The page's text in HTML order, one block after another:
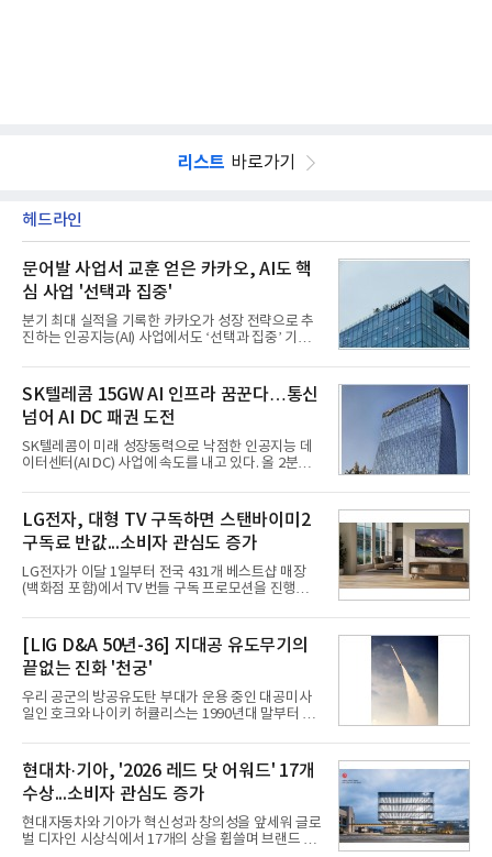
리스트 바로가기
헤드라인
문어발 사업서 교훈 얻은 카카오, AI도 핵
심 사업 '선택과 집중'
분기 최대 실적을 기록한 카카오가 성장 전략으로 추
진하는 인공지능(AI) 사업에서도 ‘선택과 집중’ 기조
라 투자에 나서는 것과 달리, 카카오는 ‘카카오톡’이
라는 플랫폼 경쟁력을 활용한 AI 에이전트 서비스에
집중하는 전략이다. 과거 무리한 사업 확장 과정에서
겪었던 시행착오를 되풀이하지 않고 핵심 역량에 집
중하겠다는 취지로 풀이된다.7일 업계에 따르면 카카
오는 올해 2분기 연결 기준 매출 2조985억원, 영업이
익 2770억원을 기록했다. 전년 동기 대비 매출과 영업
은 4884억
SK텔레콤 15GW AI 인프라 꿈꾼다…통신
넘어 AI DC 패권 도전
SK텔레콤이 미래 성장동력으로 낙점한 인공지능 데
이터센터(AI DC) 사업에 속도를 내고 있다. 올 2분기
는 2035년까지 총 15GW(기가와트) 규모의 AI DC를
구축하겠다는 대형 청사진을 제시하면서다. 이에 따
라 경쟁 구도 역시 이동통신사인 KT, LG유플러스를
넘어 네이버, 삼성SDS 등 IT 인프라 기업으로 확장되
고 있다.7일 SK텔레콤에 따르면 회사는 올해 2분기
연결 기준 매출 4조 3591억원, 영업이익 5660억원을
기록했다. 매출은 전년 동기 대비 0.5%, 영업이익은
따른 기저효과가 실
LG전자, 대형 TV 구독하면 스탠바이미2
구독료 반값...소비자 관심도 증가
LG전자가 이달 1일부터 전국 431개 베스트샵 매장
(백화점 포함)에서 TV 번들 구독 프로모션을 진행하고
인해주는 프로모션이다.대상 제품은 65·77·83형 올
레드, 75·86·100형 마이크로 RGB, 75·86형 미니
RGB 등 거실용 TV로 인기가 높은 베스트셀러 TV 20
개 모델이며, 동시 구독 계약 시 스탠바이미2(모델명
27LX6TPGA) 구독료를 50% 할인 받을 수 있다. 프로
모션 대상 모델과 혜택, 구독료 등 프로모션 세부 사항
은 베스트샵 판매 매니저에게 문의하면 자세히 안내
등으로 이전
[LIG D&A 50년-36] 지대공 유도무기의
끝없는 진화 '천궁'
우리 공군의 방공유도탄 부대가 운용 중인 대공미사
일인 호크와 나이키 허큘리스는 1990년대 말부터 성
기존 미사일체계를 대체할 중고도 및 중거리 대공미
사일을 개발하기로 결정했다.처음 KM-SAM 사업으로
불린 이 사업의 명칭은 호크(Iron Hawk, 철매)를 대체
한다는 의미에서 ‘철매Ⅱ’ 로 정해졌다. 철매Ⅱ 개발
사업은 미사일체계 완성 후인 2011년 ‘천궁(天弓)’으
로 다시 장비명이 바뀌었다. 17개 업체와 관련 기관이
참여한 가운데 LIG 넥스원은 탐색 개발에서 체계개발
현대차·기아, '2026 레드 닷 어워드' 17개
수상...소비자 관심도 증가
현대자동차와 기아가 혁신성과 창의성을 앞세워 글로
벌 디자인 시상식에서 17개의 상을 휩쓸며 브랜드 경